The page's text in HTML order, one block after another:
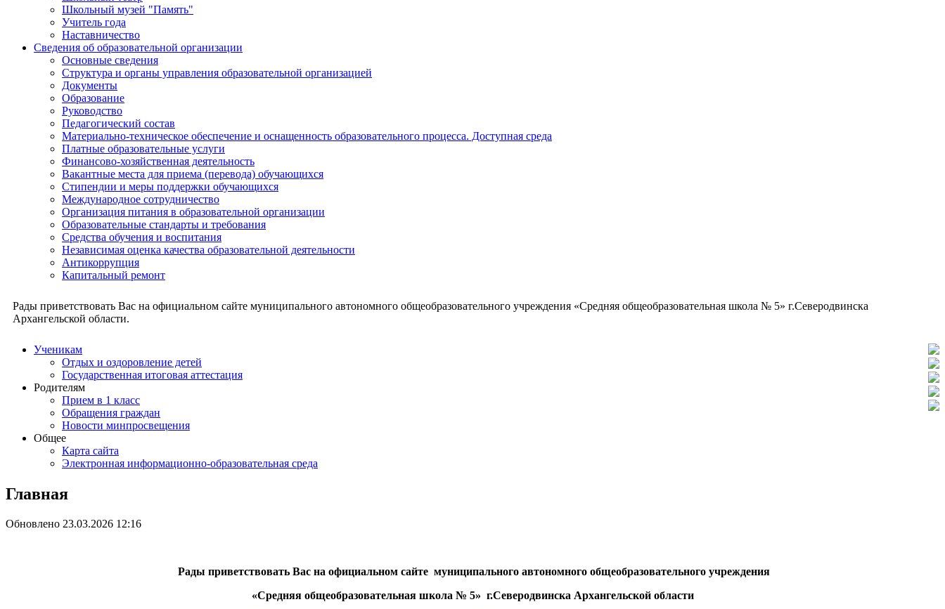
Школьный музей "Память"
Учитель года
Наставничество
Сведения об образовательной организации
Основные сведения
Структура и органы управления образовательной организацией
Документы
Образование
Руководство
Педагогический состав
Материально-техническое обеспечение и оснащенность образовательного процесса. Доступная среда
Платные образовательные услуги
Финансово-хозяйственная деятельность
Вакантные места для приема (перевода) обучающихся
Стипендии и меры поддержки обучающихся
Международное сотрудничество
Организация питания в образовательной организации
Образовательные стандарты и требования
Средства обучения и воспитания
Независимая оценка качества образовательной деятельности
Антикоррупция
Капитальный ремонт
Рады приветствовать Вас на официальном сайте муниципального автономного общеобразовательного учреждения «Средняя общеобразовательная школа № 5» г.Северодвинска
Архангельской области.
Ученикам
Отдых и оздоровление детей
Государственная итоговая аттестация
Родителям
Прием в 1 класс
Обращения граждан
Новости минпросвещения
Общее
Карта сайта
Электронная информационно-образовательная среда
Главная
Обновлено 23.03.2026 12:16
Рады приветствовать Вас на официальном сайте муниципального автономного общеобразовательного учреждения
«Средняя общеобразовательная школа № 5» г.Северодвинска Архангельской области